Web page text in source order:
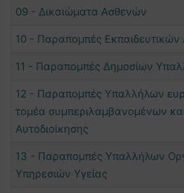
09 - Δικαιώματα Ασθενών
10 - Παραπομπές Εκπαιδευτικών
11 - Παραπομπές Δημοσίων
12 - Παραπομπές Υπαλλήλων
τομέα συμπεριλαμβανομένων
Αυτοδιοίκησης
13 - Παραπομπές Υπαλλήλων
Υπηρεσιών Υγείας